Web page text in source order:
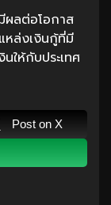
ผลต่อโอกาส
หล่งเงินกู้ที่มี
ให้กับประเทศ
Post on X